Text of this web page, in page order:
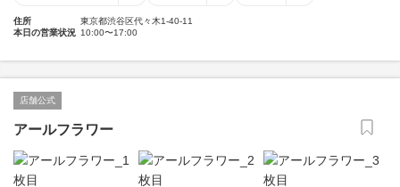
住所
東京都渋谷区代々木1-40-11
本日の営業状況 10:00〜17:00
店舗公式
アールフラワー